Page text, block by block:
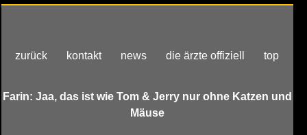
zurück kontakt news die ärzte offiziell top
Farin: Jaa, das ist wie Tom & Jerry nur ohne Katzen und
Mäuse